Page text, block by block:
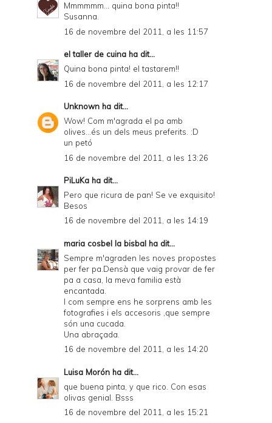
Mmmmmm... quina bona pinta!!
Susanna.
16 de novembre del 2011, a les 11:57
el taller de cuina ha dit...
Quina bona pinta! el tastarem!!
16 de novembre del 2011, a les 12:17
Unknown ha dit...
Wow! Com m'agrada el pa amb
olives...és un dels meus preferits. :D
un petó
16 de novembre del 2011, a les 13:26
PiLuKa ha dit...
Pero que ricura de pan! Se ve exquisito!
Besos
16 de novembre del 2011, a les 14:19
maria cosbel la bisbal ha dit...
Sempre m'agraden les noves propostes
per fer pa.Densà que vaig provar de fer
pa a casa, la meva familia està
encantada.
I com sempre ens he sorprens amb les
fotografies i els accesoris ,que sempre
són una cucada.
Una abraçada.
16 de novembre del 2011, a les 14:20
Luisa Morón ha dit...
que buena pinta, y que rico. Con esas
olivas genial. Bsss
16 de novembre del 2011, a les 15:21